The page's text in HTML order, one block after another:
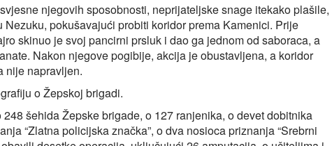
njegovih sposobnosti, neprijateljske snage itekako plašile,
pokušavajući probiti koridor prema Kamenici. Prije
skinuo je svoj pancirni prsluk i dao ga jednom od saboraca, a
Nakon njegove pogibije, akcija je obustavljena, a koridor
nije napravljen.
o Žepskoj brigadi.
šehida Žepske brigade, o 127 ranjenika, o devet dobitnika
“Zlatna policijska značka”, o dva nosioca priznanja “Srebrni